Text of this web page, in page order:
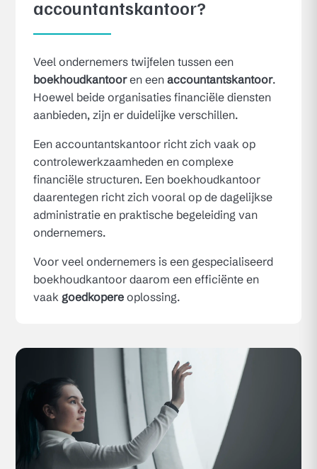
accountantskantoor?
Veel ondernemers twijfelen tussen een
boekhoudkantooren eenaccountantskantoor.
Hoewel beide organisaties financiële diensten
aanbieden, zijn er duidelijke verschillen.
Een accountantskantoor richt zich vaak op
controlewerkzaamheden en complexe
financiële structuren. Een boekhoudkantoor
daarentegen richt zich vooral op de dagelijkse
administratie en praktische begeleiding van
ondernemers.
Voor veel ondernemers is een gespecialiseerd
boekhoudkantoor daarom een efficiënte en
vaak goedkopere oplossing.